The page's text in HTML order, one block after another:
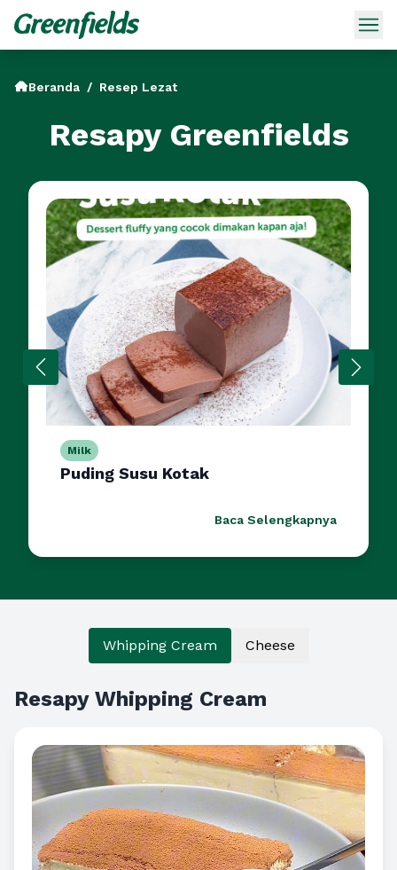
Beranda / Resep Lezat
Resapy Greenfields
Milk
Puding Susu Kotak
Baca Selengkapnya
Whipping Cream Cheese
Resapy Whipping Cream